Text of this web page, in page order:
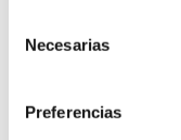
Necesarias
Preferencias
地
A
f
d
a
C